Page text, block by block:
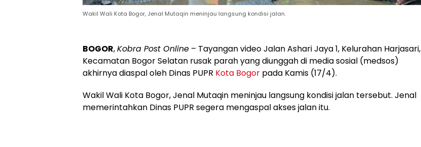
Wakil Wali Kota Bogor, Jenal Mutaqin meninjau langsung kondisi jalan.
BOGOR,Kobra Post Online – Tayangan video Jalan Ashari Jaya 1, Kelurahan Harjasari,
Kecamatan Bogor Selatan rusak parah yang diunggah di media sosial (medsos)
akhirnya diaspal oleh Dinas PUPR Kota Bogor pada Kamis (17/4).
Wakil Wali Kota Bogor, Jenal Mutaqin meninjau langsung kondisi jalan tersebut. Jenal
memerintahkan Dinas PUPR segera mengaspal akses jalan itu.